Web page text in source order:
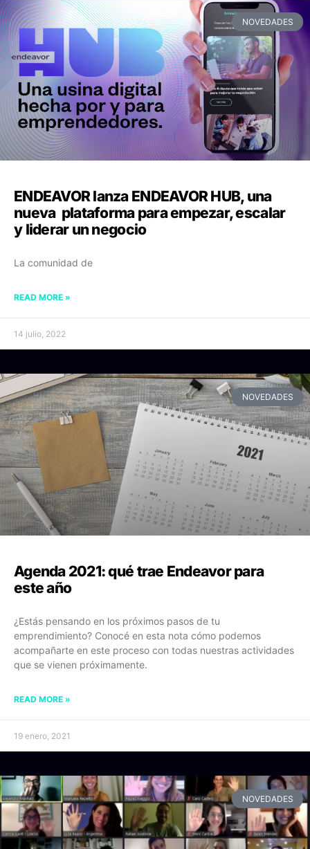
NOVEDADES
ENDEAVOR lanza ENDEAVOR HUB, una
nueva plataforma para empezar, escalar
y liderar un negocio
La comunidad de
READ MORE »
14 julio, 2022
NOVEDADES
Agenda 2021: qué trae Endeavor para
este año
¿Estás pensando en los próximos pasos de tu
emprendimiento? Conocé en esta nota cómo podemos
acompañarte en este proceso con todas nuestras actividades
que se vienen próximamente.
READ MORE »
19 enero, 2021
NOVEDADES